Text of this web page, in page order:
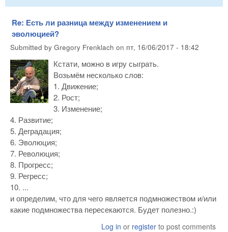
Re: Есть ли разница между изменением и
эволюцией?
Submitted by Gregory Frenklach on пт, 16/06/2017 - 18:42
Кстати, можно в игру сыграть.
Возьмём несколько слов:
1. Движение;
2. Рост;
3. Изменение;
4. Развитие;
5. Деградация;
6. Эволюция;
7. Революция;
8. Прогресс;
9. Регресс;
10. ...
и определим, что для чего является подмножеством и/или
какие подмножества пересекаются. Будет полезно.:)
Log in or register to post comments